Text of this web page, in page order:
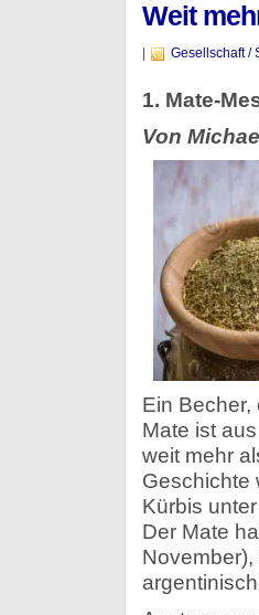
Weit
Gesellschaft /
1. Mate-
Von
Ein Becher,
Mate ist
weit mehr
Geschichte
Kürbis
Der Mate